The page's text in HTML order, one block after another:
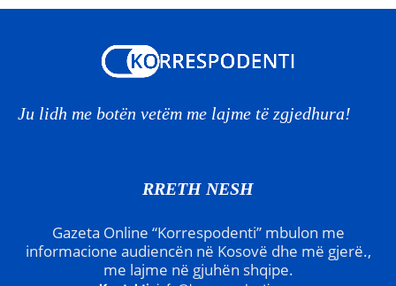
Ju lidh me botën vetëm me lajme të zgjedhura!
RRETH NESH
Gazeta Online “Korrespodenti” mbulon me
informacione audiencën në Kosovë dhe më gjerë.,
me lajme në gjuhën shqipe.